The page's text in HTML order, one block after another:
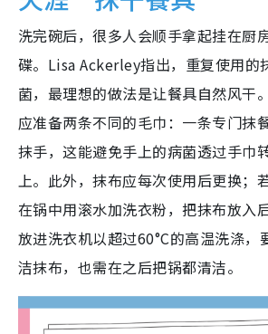
洗完碗后，很多人会顺手拿起挂在厨
碟。Lisa Ackerley指出，重复使用的
菌，最理想的做法是让餐具自然风干
应准备两条不同的毛巾：一条专门抹
抹手，这能避免手上的病菌透过手巾
上。此外，抹布应每次使用后更换；
在锅中用滚水加洗衣粉，把抹布放入
放进洗衣机以超过60°C的高温洗涤，
洁抹布，也需在之后把锅都清洁。